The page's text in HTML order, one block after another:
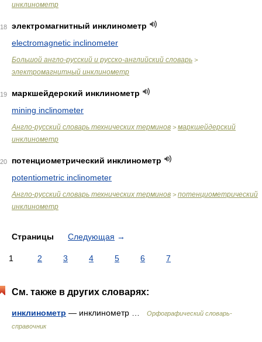
инклинометр
18
электромагнитный инклинометр
electromagnetic inclinometer
Большой англо-русский и русско-английский словарь >
электромагнитный инклинометр
19
маркшейдерский инклинометр
mining inclinometer
Англо-русский словарь технических терминов > маркшейдерский
инклинометр
20
потенциометрический инклинометр
potentiometric inclinometer
Англо-русский словарь технических терминов > потенциометрический
инклинометр
Страницы Следующая →
1 2 3 4 5 6 7
См. также в других словарях:
инклинометр — инклинометр …
Орфографический словарь-
справочник